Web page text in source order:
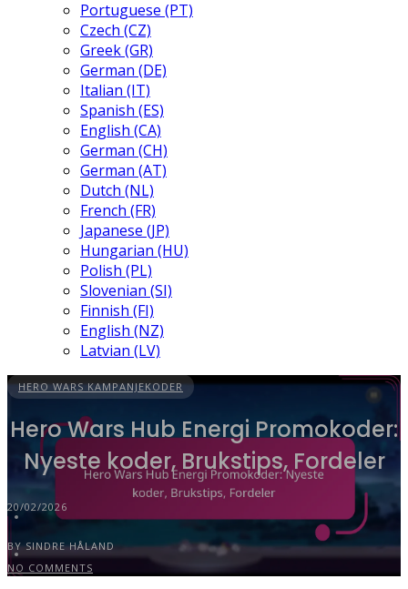
Portuguese (PT)
Czech (CZ)
Greek (GR)
German (DE)
Italian (IT)
Spanish (ES)
English (CA)
German (CH)
German (AT)
Dutch (NL)
French (FR)
Japanese (JP)
Hungarian (HU)
Polish (PL)
Slovenian (SI)
Finnish (FI)
English (NZ)
Latvian (LV)
HERO WARS KAMPANJEKODER
Hero Wars Hub Energi Promokoder:
Nyeste koder, Brukstips, Fordeler
20/02/2026
BY SINDRE HÅLAND
NO COMMENTS